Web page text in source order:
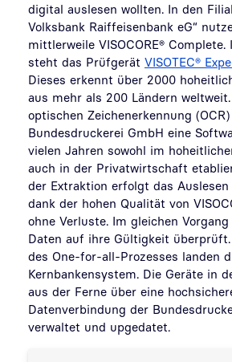
digital auslesen wollten. In den
Volksbank Raiffeisenbank eG“
mittlerweile VISOCORE®
steht das Prüfgerät VISOTEC®
Dieses erkennt über 2000
aus mehr als 200 Ländern
optischen Zeichenerkennung
Bundesdruckerei GmbH eine
vielen Jahren sowohl im
auch in der Privatwirtschaft
der Extraktion erfolgt das
dank der hohen Qualität von
ohne Verluste. Im gleichen
Daten auf ihre Gültigkeit
des One-for-all-Prozesses landen
Kernbankensystem. Die Geräte in
aus der Ferne über eine
Datenverbindung der
verwaltet und upgedatet.